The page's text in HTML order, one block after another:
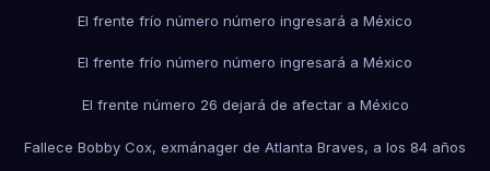
El frente frío número número ingresará a México
El frente frío número número ingresará a México
El frente número 26 dejará de afectar a México
Fallece Bobby Cox, exmánager de Atlanta Braves, a los 84 años